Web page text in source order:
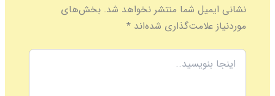
نشانی ایمیل شما منتشر نخواهد شد. بخش‌های
موردنیاز علامت‌گذاری شده‌اند*
اینجا
بنویسید..